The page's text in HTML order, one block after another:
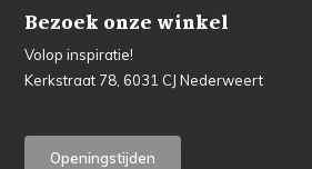
Bezoek onze winkel
Volop inspiratie!
Kerkstraat 78, 6031 CJ Nederweert
Openingstijden